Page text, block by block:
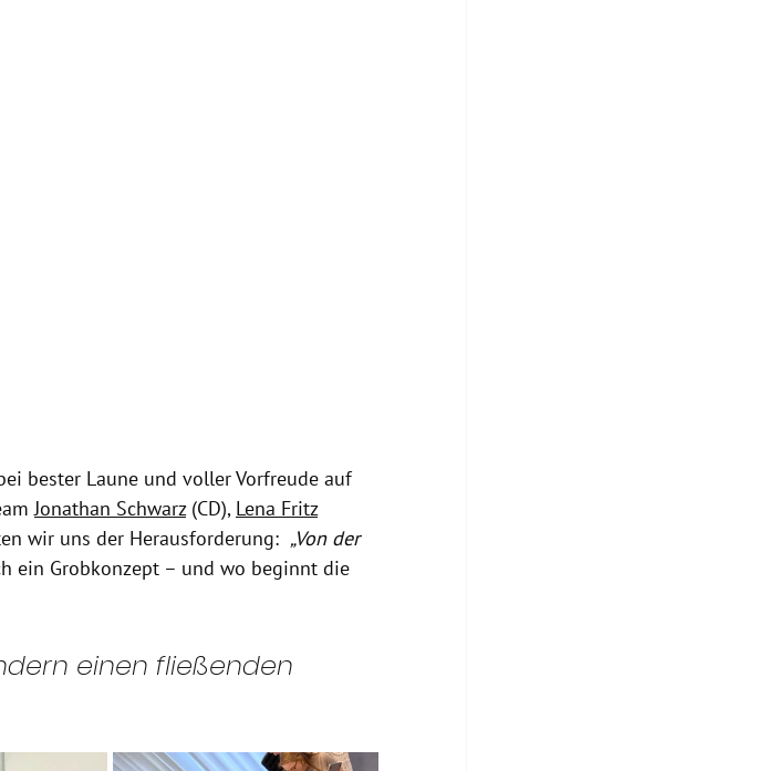
bester Laune und voller Vorfreude auf
Jonathan Schwarz (CD), Lena Fritz
wir uns der Herausforderung: „Von der
ein Grobkonzept – und wo beginnt die
einen fließenden